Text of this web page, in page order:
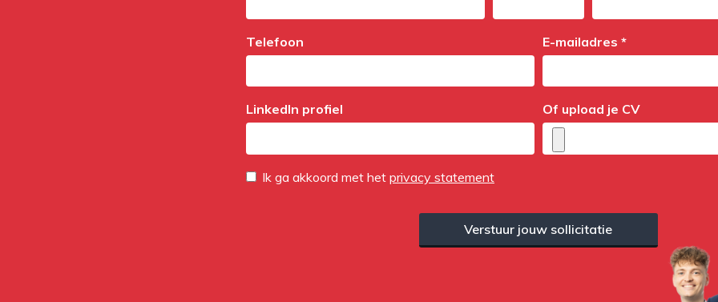
Telefoon E-mailadres *
LinkedIn profiel Of upload je CV
Ik ga akkoord met het privacy statement
Verstuur jouw sollicitatie